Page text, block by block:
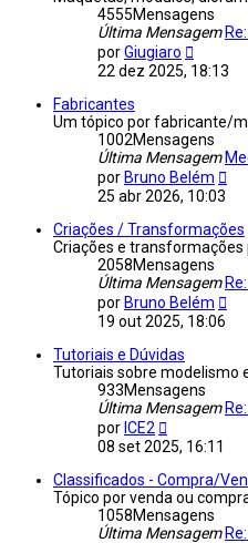
4555Mensagens
Última Mensagem
porGiugiaro
a
22 dez 2025, 18:13
Fabricantes
Um tópico por fabricante/
1002Mensagens
Última Mensagem
por Bruno Belém
25 abr 2026, 10:03
Criações / Transformações
Criações e transformações
2058Mensagens
Última Mensagem
por Bruno Belém
19 out 2025, 18:06
Tutoriais e Dúvidas
Tutoriais sobre modelismo
933Mensagens
Última Mensagem
por ICE2
a
última
Mensagem
08 set 2025, 16:11
Classificados - Compra/
Tópico por venda ou
1058Mensagens
Última Mensagem